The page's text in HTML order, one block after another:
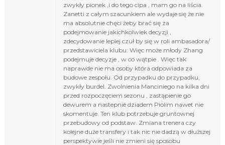
zwykły pionek ,i do tego cipa , mam go na liścia.
Zanetti z całym szacunkiem ale wydaje się że nie
ma absolutnie chęci żeby brać się za
podejmowanie jakichkolwiek decyzji ,
zdecydowanie lepiej czuł by się w roli ambasadora/
przedstawiciela klubu. Więc może młody Zhang
podejmuje decyzje , w co wątpie . Więc tak
naprawde nie ma osoby która odpowiada za
budowe zespołu. Od przypadku do przypadku,
zwykły burdel. Zwolnienia Manciniego na kilka dni
przed rozpoczęciem sezonu , zastąpienie go
dewurem a nastepnie dziadem Piolim nawet nie
skomentuje. Ten klub potrzebuje gruntownej
przebudowy od podstaw. Zmiana trenera czy
kolejne duże transfery i tak nic nie dadzą w dłuższej
perspektywie jeśli nie zmieni się sposobu